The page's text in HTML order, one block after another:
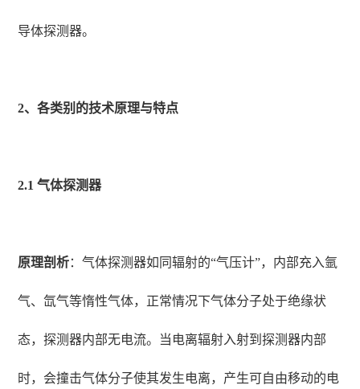
导体探测器。
2、各类别的技术原理与特点
2.1 气体探测器
原理剖析：气体探测器如同辐射的“气压计”，内部充入氩
气、氙气等惰性气体，正常情况下气体分子处于绝缘状
态，探测器内部无电流。当电离辐射入射到探测器内部
时，会撞击气体分子使其发生电离，产生可自由移动的电